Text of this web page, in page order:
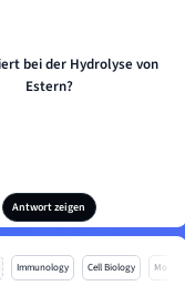
bei der Hydrolyse von
Estern?
Antwort zeigen
Immunology Cell Biology Mo